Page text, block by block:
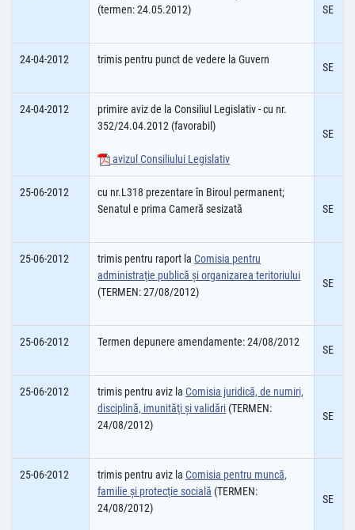
(termen: 24.05.2012)
SE
24-04-2012 trimis pentru punct de vedere la Guvern
SE
24-04-2012
primire aviz de la Consiliul Legislativ - cu nr.
352/24.04.2012 (favorabil)
avizul Consiliului Legislativ
SE
25-06-2012
cu nr.L318 prezentare în Biroul permanent;
Senatul e prima Cameră sesizată
SE
25-06-2012 trimis pentru raport la Comisia pentru
administraţie publică şi organizarea teritoriului
(TERMEN: 27/08/2012)
SE
25-06-2012 Termen depunere amendamente: 24/08/2012
SE
25-06-2012 trimis pentru aviz la Comisia juridică, de numiri,
disciplină, imunităţi şi validări (TERMEN:
24/08/2012)
SE
25-06-2012 trimis pentru aviz la Comisia pentru muncă,
familie şi protecţie socială (TERMEN:
24/08/2012)
SE